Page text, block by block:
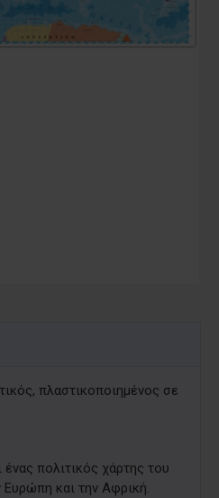
πλαστικοποιημένος σε
πολιτικός χάρτης του
και την Αφρική.